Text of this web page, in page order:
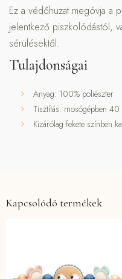
Ez a védőhuzat megóvja a
jelentkező piszkolódástól,
sérülésektől.
Tulajdonságai
Anyag: 100% poliészter
Tisztítás: mosógépben
Kizárólag fekete színben
Kapcsolódó termékek